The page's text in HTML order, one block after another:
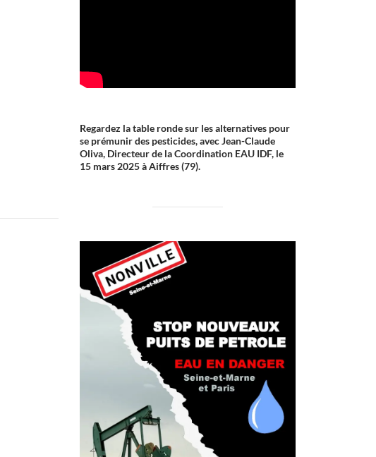
Regardez la table ronde sur les alternatives pour
se prémunir des pesticides, avec Jean-Claude
Oliva, Directeur de la Coordination EAU IDF, le
15 mars 2025 à Aiffres (79).